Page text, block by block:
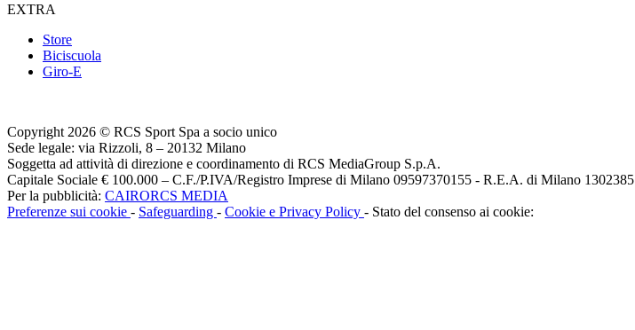
EXTRA
Store
Biciscuola
Giro-E
Copyright 2026 © RCS Sport Spa a socio unico
Sede legale: via Rizzoli, 8 – 20132 Milano
Soggetta ad attività di direzione e coordinamento di RCS MediaGroup S.p.A.
Capitale Sociale € 100.000 – C.F./P.IVA/Registro Imprese di Milano 09597370155 - R.E.A. di Milano 1302385
Per la pubblicità: CAIRORCS MEDIA
Preferenze sui cookie - Safeguarding - Cookie e Privacy Policy - Stato del consenso ai cookie: